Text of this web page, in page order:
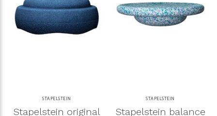
STAPELSTEIN
Stapelstein original
STAPELSTEIN
Stapelstein balance